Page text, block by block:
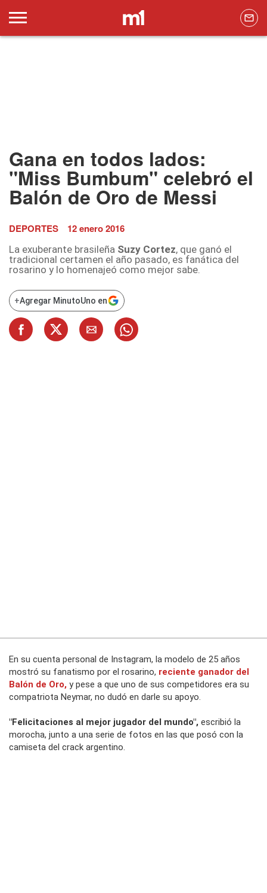
Gana en todos lados:
"Miss Bumbum" celebró el
Balón de Oro de Messi
DEPORTES 12 enero 2016
La exuberante brasileña Suzy Cortez, que ganó el
tradicional certamen el año pasado, es fanática del
rosarino y lo homenajeó como mejor sabe.
+Agregar MinutoUno en
En su cuenta personal de Instagram, la modelo de 25 años
mostró su fanatismo por el rosarino, reciente ganador del
Balón de Oro, y pese a que uno de sus competidores era su
compatriota Neymar, no dudó en darle su apoyo.
"Felicitaciones al mejor jugador del mundo", escribió la
morocha, junto a una serie de fotos en las que posó con la
camiseta del crack argentino.